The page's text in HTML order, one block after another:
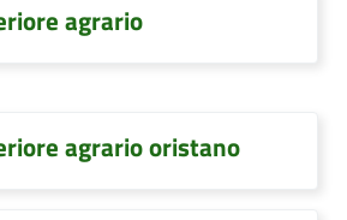
agrario
agrario oristano